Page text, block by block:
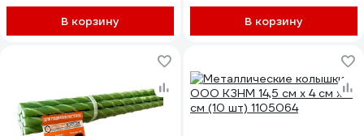
В корзину В корзину